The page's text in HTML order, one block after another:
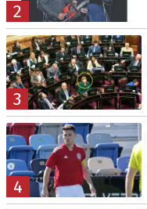
2
3
4